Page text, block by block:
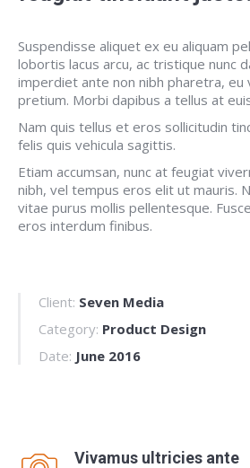
Suspendisse aliquet ex eu aliquam
lobortis lacus arcu, ac tristique nunc
imperdiet ante non nibh pharetra, eu
pretium. Morbi dapibus a tellus at
Nam quis tellus et eros sollicitudin
felis quis vehicula sagittis.
Etiam accumsan, nunc at feugiat
nibh, vel tempus eros elit ut mauris.
vitae purus mollis pellentesque.
eros interdum finibus.
Client: Seven Media
Category: Product Design
Date: June 2016
Vivamus ultricies ante